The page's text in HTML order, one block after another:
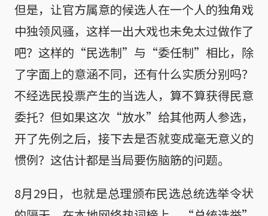
但是，让官方属意的候选人在一个人的独角戏
中独领风骚，这样一出大戏也未免太过做作了
吧？这样的“民选制”与“委任制”相比，除
了字面上的意涵不同，还有什么实质分别吗？
不经选民投票产生的当选人，算不算获得民意
委托？但如果这次“放水”给其他两人参选，
开了先例之后，接下去是否就变成毫无意义的
惯例？这估计都是当局要伤脑筋的问题。
8月29日，也就是总理颁布民选总统选举令状